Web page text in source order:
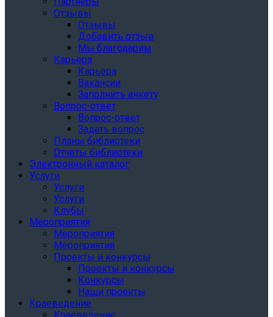
Отзывы
Отзывы
Добавить отзыв
Мы благодарим
Карьера
Карьера
Вакансии
Заполнить анкету
Вопрос-ответ
Вопрос-ответ
Задать вопрос
Планы библиотеки
Отчеты библиотеки
Электронный каталог
Услуги
Услуги
Услуги
Клубы
Мероприятия
Мероприятия
Мероприятия
Проекты и конкурсы
Проекты и конкурсы
Конкурсы
Наши проекты
Краеведение